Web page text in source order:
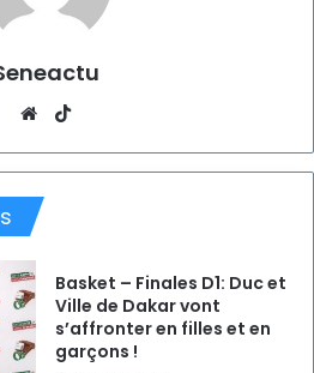
Website
Basket – Finales D1: Duc et
Ville de Dakar vont
s’affronter en filles et en
garçons !